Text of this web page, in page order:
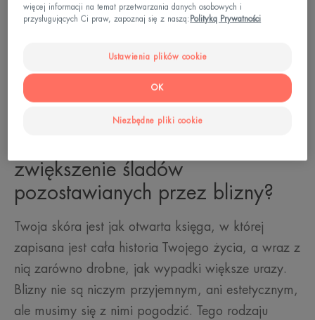
zwiększenie śladów
pozostawianych przez blizny?
Twoja skóra jest jak otwarta księga, w której
zapisana jest cała historia Twojego życia, a wraz z
nią zarówno drobne, jak wypadki większe urazy.
Blizny nie są niczym przyjemnym, ani estetycznym,
ale musimy się z nimi pogodzić. Tego rodzaju
więcej informacji na temat przetwarzania danych osobowych i
przysługujących Ci praw, zapoznaj się z naszą: Polityką Prywatności
Ustawienia plików cookie
Niezbędne pliki cookie
OK